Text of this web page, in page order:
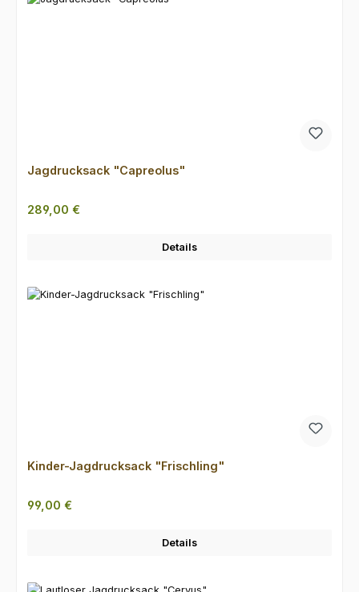
Jagdrucksack "Capreolus"
Regulärer Preis:
289,00 €
Details
Kinder-Jagdrucksack "Frischling"
Regulärer Preis:
99,00 €
Details